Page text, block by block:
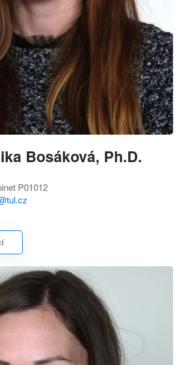
Bosáková, Ph.D.
P01012